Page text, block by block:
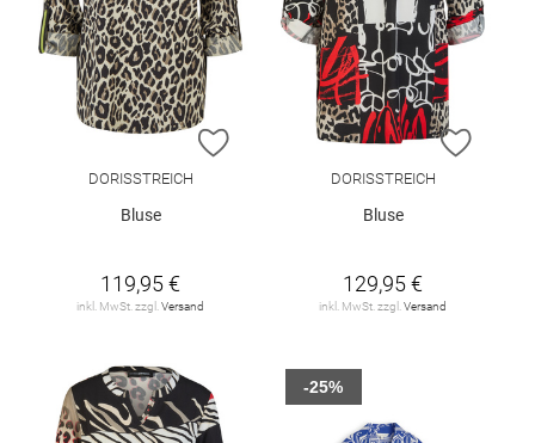
ZUR WUNSCHLISTE HINZUFÜGEN
DORISSTREICH
Bluse
119,95 €
inkl. MwSt. zzgl. Versand
ZUR
DORISSTREICH
Bluse
129,95 €
inkl. MwSt. zzgl. Versand
-25%